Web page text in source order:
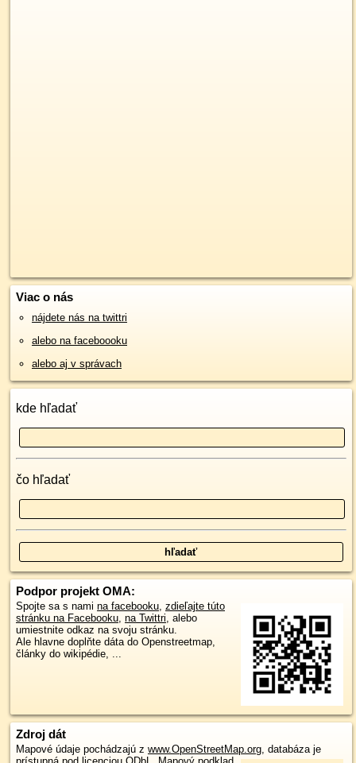
Viac o nás
nájdete nás na twittri
alebo na faceboooku
alebo aj v správach
kde hľadať
čo hľadať
Podpor projekt OMA:
Spojte sa s nami na facebooku, zdieľajte túto
stránku na Facebooku, na Twittri, alebo
umiestnite odkaz na svoju stránku.
Ale hlavne doplňte dáta do Openstreetmap,
články do wikipédie, ...
Zdroj dát
Mapové údaje pochádzajú z www.OpenStreetMap.org, databáza je